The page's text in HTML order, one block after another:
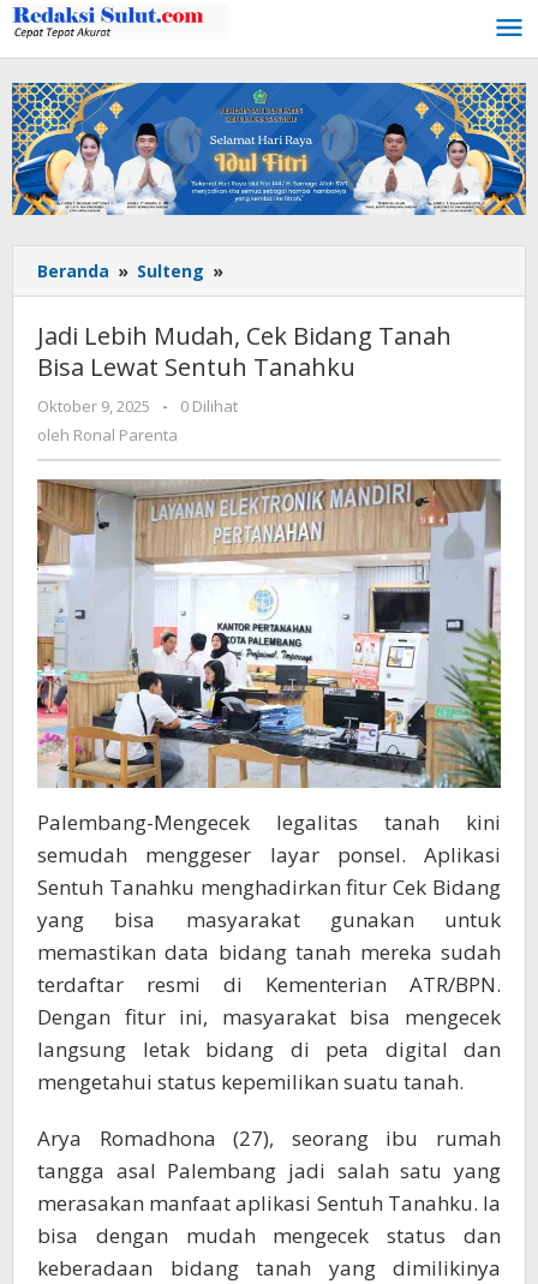
Lewati
ke
konten
Beranda » Sulteng »
Lebih
Mudah,
Cek
Bidang
Tanah
Tanahku
Jadi Lebih Mudah, Cek Bidang Tanah
Bisa Lewat Sentuh Tanahku
Oktober 9, 2025
oleh
Ronal
-
0 Dilihat
oleh Ronal Parenta
Palembang-Mengecek legalitas tanah kini
semudah menggeser layar ponsel. Aplikasi
Sentuh Tanahku menghadirkan fitur Cek Bidang
yang bisa masyarakat gunakan untuk
memastikan data bidang tanah mereka sudah
terdaftar resmi di Kementerian ATR/BPN.
Dengan fitur ini, masyarakat bisa mengecek
langsung letak bidang di peta digital dan
mengetahui status kepemilikan suatu tanah.
Arya Romadhona (27), seorang ibu rumah
tangga asal Palembang jadi salah satu yang
merasakan manfaat aplikasi Sentuh Tanahku. Ia
bisa dengan mudah mengecek status dan
keberadaan bidang tanah yang dimilikinya